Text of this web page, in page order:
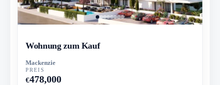
Wohnung zum Kauf
Mackenzie
PREIS
€478,000